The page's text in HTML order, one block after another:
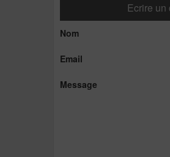
Ecrire un
Nom
Email
Message